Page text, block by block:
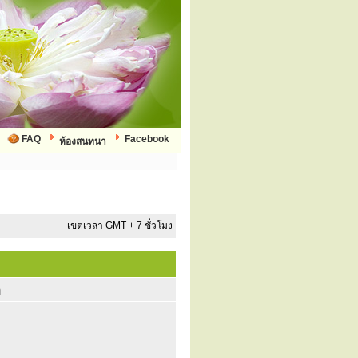
Facebook
ห้องสนทนา
FAQ
เขตเวลา GMT + 7 ชั่วโมง